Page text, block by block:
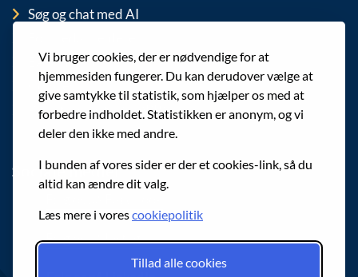
Vi bruger cookies, der er nødvendige for at
hjemmesiden fungerer. Du kan derudover vælge at
give samtykke til statistik, som hjælper os med at
forbedre indholdet. Statistikken er anonym, og vi
deler den ikke med andre.
I bunden af vores sider er der et cookies-link, så du
altid kan ændre dit valg.
Læs mere i vorescookiepolitik
Tillad alle cookies
Søg og chat med AI
EAN-numre
Cookies
Privatlivspolitik (GDPR)
Sociale medier
Følg os på Instagram